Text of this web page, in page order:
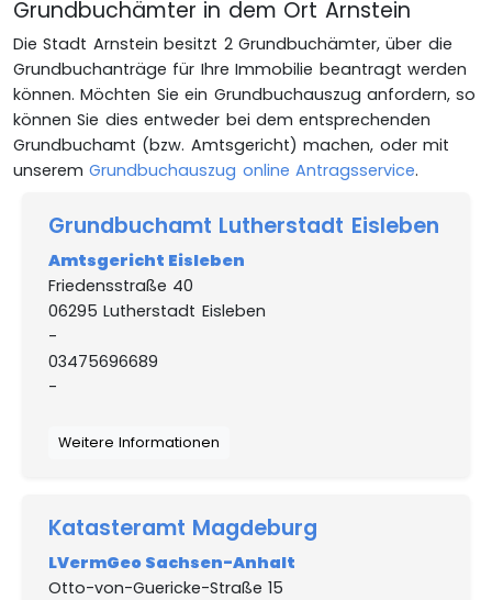
Grundbuchämter in dem Ort Arnstein
Die Stadt Arnstein besitzt 2 Grundbuchämter, über die
Grundbuchanträge für Ihre Immobilie beantragt werden
können. Möchten Sie ein Grundbuchauszug anfordern, so
können Sie dies entweder bei dem entsprechenden
Grundbuchamt (bzw. Amtsgericht) machen, oder mit
unseremGrundbuchauszug online Antragsservice.
Grundbuchamt Lutherstadt Eisleben
Amtsgericht Eisleben
Friedensstraße 40
06295 Lutherstadt Eisleben
-
03475696689
-
Weitere Informationen
Katasteramt Magdeburg
LVermGeo Sachsen-Anhalt
Otto-von-Guericke-Straße 15